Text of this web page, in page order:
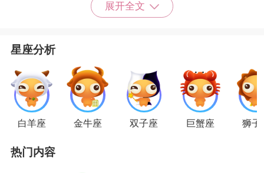
如果想和
包容他们的不足。人无完人，狮子座也有的缺点，
但爱面子不想承认，如果你有一颗包容的心，相信
狮子座会非常爱你，不会离开你。
处女座
如果想和
展开全文
星座分析
白羊座 金牛座 双子座 巨蟹座 狮子
热门内容